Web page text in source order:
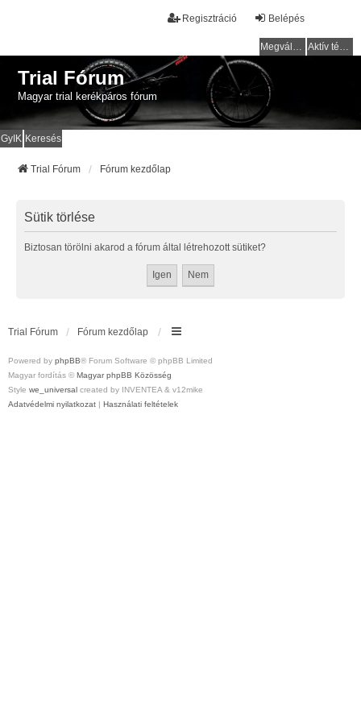
Belépés
Regisztráció
Megválaszolatlan témák Aktív témák
Trial Fórum
Magyar trial kerékpáros fórum
GyIK Keresés
Trial Fórum Fórum kezdőlap
Sütik törlése
Biztosan törölni akarod a fórum által létrehozott sütiket?
Trial Fórum Fórum kezdőlap
Powered by phpBB® Forum Software © phpBB Limited
Magyar fordítás © Magyar phpBB Közösség
Style we_universal created by INVENTEA & v12mike
Adatvédelmi nyilatkozat | Használati feltételek